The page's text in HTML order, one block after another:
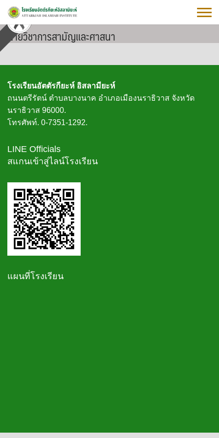
Skip
content
ฝ่ายวิชาการสามัญและศาสนา
โรงเรียนอัตตัรกียะห์ อิสลามียะห์
ถนนตรีรัตน์ ตำบลบางนาค อำเภอเมืองนราธิวาส จังหวัด
นราธิวาส 96000.
โทรศัพท์. 0-7351-1292.
LINE Officials
สแกนเข้าสู่ไลน์โรงเรียน
แผนที่โรงเรียน